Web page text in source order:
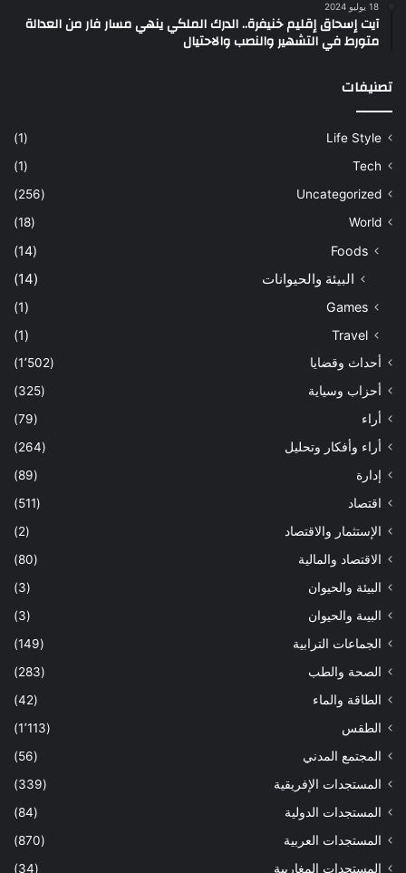
18 يوليو 2024
آيت إسحاق إقليم خنيفرة.. الدرك الملكي ينهي مسار فار من العدالة
متورط في التشهير والنصب والاحتيال
تصنيفات
Life Style
(1)
Tech
(1)
Uncategorized
(256)
World
(18)
Foods
(14)
البيئة والحيوانات (14)
Games
(1)
Travel
(1)
أحداث وقضايا
(1٬502)
أحزاب وسياية
(325)
أراء
(79)
أراء وأفكار وتحليل
(264)
إدارة
(89)
اقتصاد
(511)
الإستثمار والاقتصاد
(2)
الاقتصاد والمالية
(80)
البيئة والحيوان
(3)
البيىة والحيوان
(3)
الجماعات الترابية
(149)
الصحة والطب
(283)
الطاقة والماء
(42)
الطقس
(1٬113)
المجتمع المدني
(56)
المستجدات الإفريقية
(339)
المستجدات الدولية
(84)
المستجدات العربية
(870)
المستجدات المغاربية
(34)